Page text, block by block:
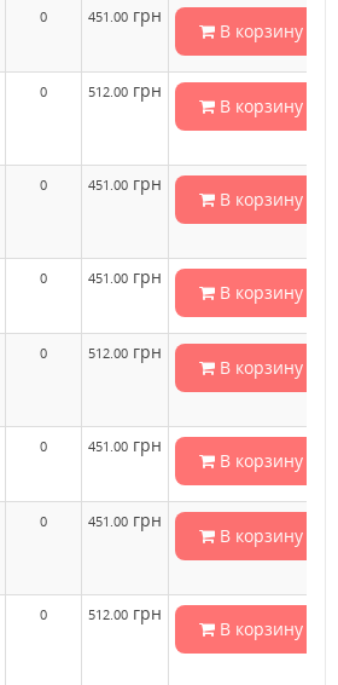
0 451.00 грн
В корзину
0 512.00 грн
В корзину
0 451.00 грн
В корзину
0 451.00 грн
В корзину
0 512.00 грн
В корзину
0 451.00 грн
В корзину
0 451.00 грн
В корзину
0 512.00 грн
В корзину